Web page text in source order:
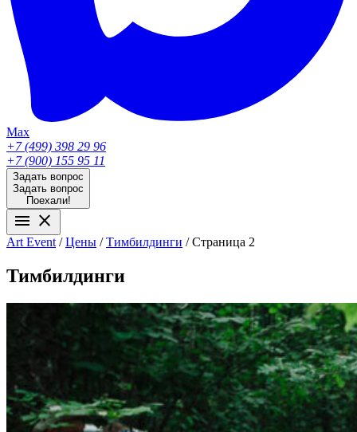
Max
+7 (499) 398 29 96
+7 (900) 155 95 11
Задать вопрос
Задать вопрос
Поехали!
menu close
Аrt Event /Цены /Тимбилдинги /Страница 2
Тимбилдинги